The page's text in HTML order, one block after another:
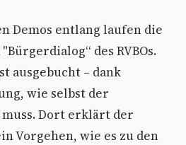
Demos entlang laufen die
des RVBOs.
ausgebucht – dank
wie selbst der
Dort erklärt der
Vorgehen, wie es zu den